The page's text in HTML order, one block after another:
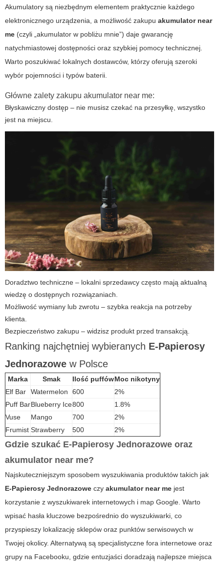
Akumulatory są niezbędnym elementem praktycznie każdego
elektronicznego urządzenia, a możliwość zakupu akumulator near
me (czyli „akumulator w pobliżu mnie”) daje gwarancję
natychmiastowej dostępności oraz szybkiej pomocy technicznej.
Warto poszukiwać lokalnych dostawców, którzy oferują szeroki
wybór pojemności i typów baterii.
Główne zalety zakupu akumulator near me:
Błyskawiczny dostęp – nie musisz czekać na przesyłkę, wszystko
jest na miejscu.
Doradztwo techniczne – lokalni sprzedawcy często mają aktualną
wiedzę o dostępnych rozwiązaniach.
Możliwość wymiany lub zwrotu – szybka reakcja na potrzeby
klienta.
Bezpieczeństwo zakupu – widzisz produkt przed transakcją.
Ranking najchętniej wybieranych E-Papierosy
Jednorazowe w Polsce
Marka Smak Ilość puffówMoc nikotyny
Elf Bar
Watermelon 600
2%
Puff BarBlueberry Ice800
1.8%
Vuse
Mango 700
2%
Frumist Strawberry 500 2%
Gdzie szukać E-Papierosy Jednorazowe oraz
akumulator near me?
Najskuteczniejszym sposobem wyszukiwania produktów takich jak
E-Papierosy Jednorazowe czy akumulator near me jest
korzystanie z wyszukiwarek internetowych i map Google. Warto
wpisać hasła kluczowe bezpośrednio do wyszukiwarki, co
przyspieszy lokalizację sklepów oraz punktów serwisowych w
Twojej okolicy. Alternatywą są specjalistyczne fora internetowe oraz
grupy na Facebooku, gdzie entuzjaści doradzają najlepsze miejsca